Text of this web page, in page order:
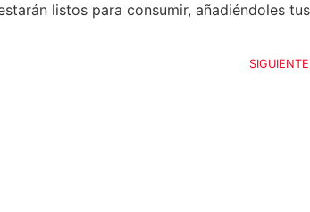
listos para consumir, añadiéndoles tus
SIGUIENTE